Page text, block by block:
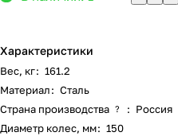
Характеристики
Вес, кг: 161.2
Материал: Сталь
Страна производства ? : Россия
Диаметр колес, мм: 150